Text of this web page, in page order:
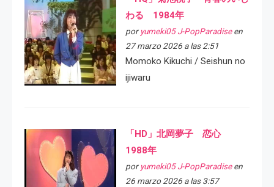
わる 1984年
por yumeki05 J-PopParadiseen
27 marzo 2026 a las 2:51
Momoko Kikuchi / Seishun no
ijiwaru
「HD」北岡夢子 恋心
1988年
por yumeki05 J-PopParadiseen
26 marzo 2026 a las 3:57